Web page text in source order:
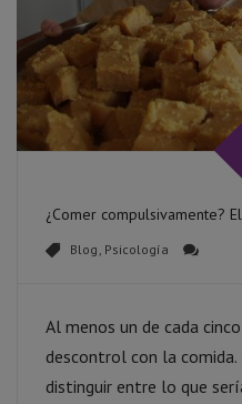
¿Comer compulsivamente?
Blog, Psicología
Al menos un de cada
descontrol con la comida.
distinguir entre lo que